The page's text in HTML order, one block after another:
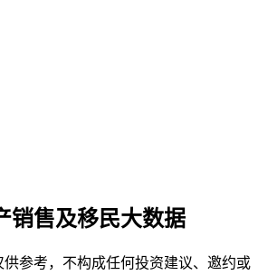
销售及移民大数据
参考，不构成任何投资建议、邀约或